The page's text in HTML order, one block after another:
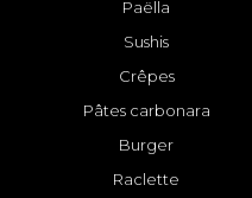
Paëlla
Sushis
Crêpes
Pâtes carbonara
Burger
Raclette